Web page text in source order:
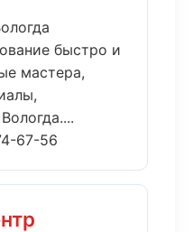
быстро и
мастера,
67-56